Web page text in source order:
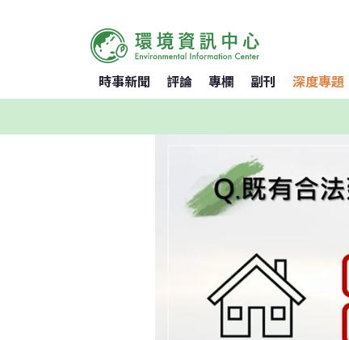
時事新聞 評論 專欄 副刊 深度專題